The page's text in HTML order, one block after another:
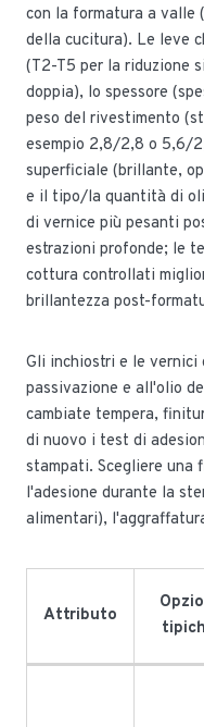
con la formatura a valle
della cucitura). Le leve
(T2-T5 per la riduzione
doppia), lo spessore
peso del rivestimento
esempio 2,8/2,8 o 5,6/
superficiale (brillante,
e il tipo/la quantità di
di vernice più pesanti
estrazioni profonde; le
cottura controllati
brillantezza post-
Gli inchiostri e le
passivazione e all'olio
cambiate tempera,
di nuovo i test di
stampati. Scegliere una
l'adesione durante la
alimentari),
Attributo